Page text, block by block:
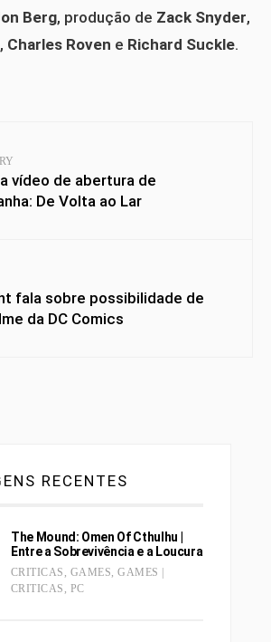
Berg, produção de Zack Snyder,
, Charles Roven e Richard Suckle.
vídeo de abertura de
De Volta ao Lar
fala sobre possibilidade de
da DC Comics
RECENTES
The Mound: Omen Of Cthulhu |
Entre a Sobrevivência e a Loucura
CRITICAS GAMES ,GAMES |
CRITICAS
PC